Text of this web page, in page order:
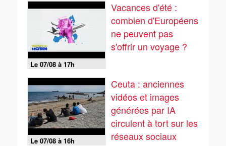
Le 07/08 à 17h
Vacances d'été :
combien d'Européens
ne peuvent pas
s'offrir un voyage ?
Le 07/08 à 16h
Ceuta : anciennes
vidéos et images
générées par IA
circulent à tort sur les
réseaux sociaux